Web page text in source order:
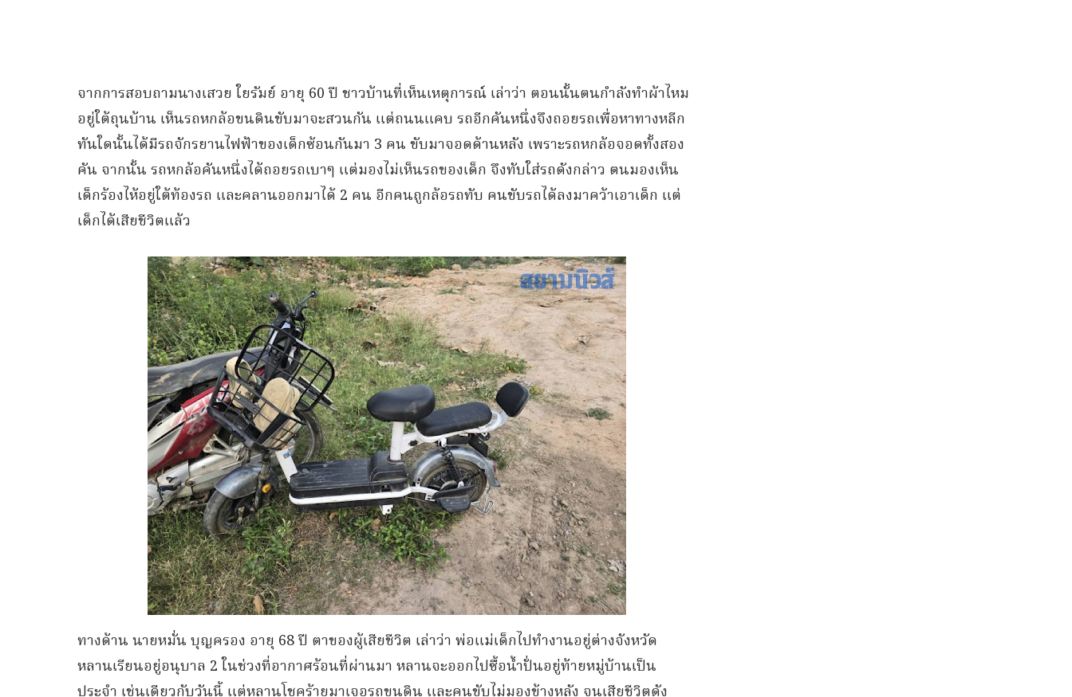
จากการสอบถามนางเสวย ใยรัมย์ อายุ 60 ปี ชาวบ้านที่เห็นเหตุการณ์ เล่าว่า ตอนนั้นตนกำลังทำผ้าไหม
อยู่ใต้ถุนบ้าน เห็นรถหกล้อขนดินขับมาจะสวนกัน แต่ถนนแคบ รถอีกคันหนึ่งจึงถอยรถเพื่อหาทางหลีก
ทันใดนั้นได้มีรถจักรยานไฟฟ้าของเด็กซ้อนกันมา 3 คน ขับมาจอดด้านหลัง เพราะรถหกล้อจอดทั้งสอง
คัน จากนั้น รถหกล้อคันหนึ่งได้ถอยรถเบาๆ แต่มองไม่เห็นรถของเด็ก จึงทับใส่รถดังกล่าว ตนมองเห็น
เด็กร้องไห้อยู่ใต้ท้องรถ และคลานออกมาได้ 2 คน อีกคนถูกล้อรถทับ คนขับรถได้ลงมาคว้าเอาเด็ก แต่
เด็กได้เสียชีวิตแล้ว
ทางด้าน นายหมั่น บุญครอง อายุ 68 ปี ตาของผู้เสียชีวิต เล่าว่า พ่อแม่เด็กไปทำงานอยู่ต่างจังหวัด
หลานเรียนอยู่อนุบาล 2 ในช่วงที่อากาศร้อนที่ผ่านมา หลานจะออกไปซื้อน้ำปั่นอยู่ท้ายหมู่บ้านเป็น